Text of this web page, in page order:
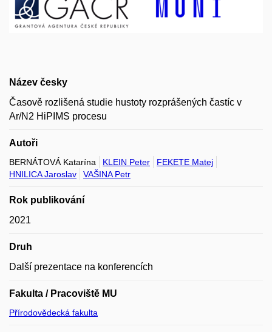
Název česky
Časově rozlišená studie hustoty rozprášených častíc v
Ar/N2 HiPIMS procesu
Autoři
BERNÁTOVÁ Katarína KLEIN Peter
FEKETE Matej
HNILICA Jaroslav
VAŠINA Petr
Rok publikování
2021
Druh
Další prezentace na konferencích
Fakulta / Pracoviště MU
Přírodovědecká fakulta